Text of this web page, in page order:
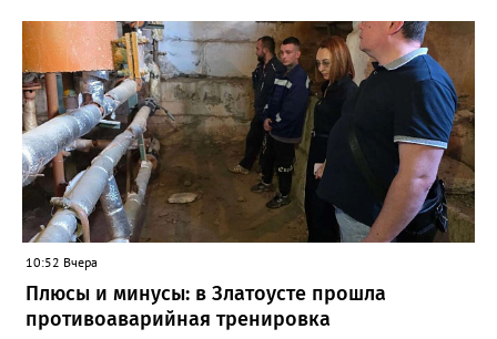
«Благодаря её мудрому руководству в школе сформировался
сильный педагогический коллектив, объединённый общими
ценностями и любовью к своему делу. Для многих Галина
Ивановна навсегда останется не только талантливым
руководителем, но и настоящим Учителем с большой буквы», -
говорится в сообществе школы №23 во ВКонтакте. Свои
соболезнования семье Галины Ивановны выразил глава
Златоуста Олег Решетников. «Её вклад зафиксирован в
важнейших документах школы, но главное - он остался в
людях: в тех учителях, которых она поддержала, в тех
учениках, которых она вдохновила. Заслуженный учитель РФ,
«Отличник народного просвещения», обладатель медали «За
доблестный труд», Галина Ивановна оставила не только
награды и документы, но и работающий, живой механизм
школы, который продолжает жить её принципами», - говорится
в некрологе.
10:52 Вчера
Плюсы и минусы: в Златоусте прошла
противоаварийная тренировка